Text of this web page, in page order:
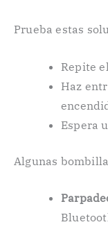
Prueba estas
Repite
Haz
Espera
Algunas